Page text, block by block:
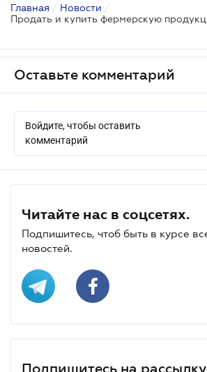
Главная / Новости /
Оставьте комментарий
Войдите, чтобы оставить
комментарий
Читайте нас в соцсетях.
Подпишитесь, чтоб быть в курсе
новостей.
Подпишитесь на рассылку